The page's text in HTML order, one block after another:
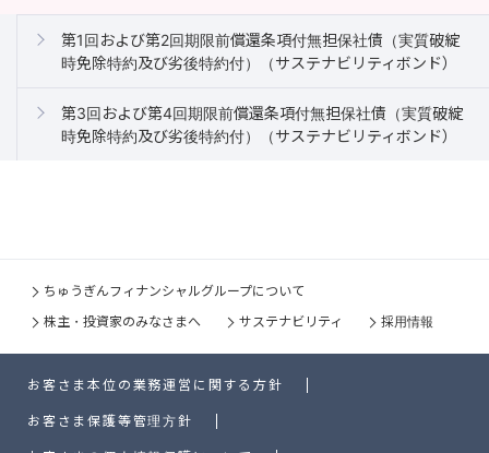
第1回および第2回期限前償還条項付無担保社債（実質破綻
時免除特約及び劣後特約付）（サステナビリティボンド）
第3回および第4回期限前償還条項付無担保社債（実質破綻
時免除特約及び劣後特約付）（サステナビリティボンド）
ちゅうぎんフィナンシャルグループについて
株主・投資家のみなさまへ
サステナビリティ 採用情報
お客さま本位の業務運営に関する方針
お客さま保護等管理方針